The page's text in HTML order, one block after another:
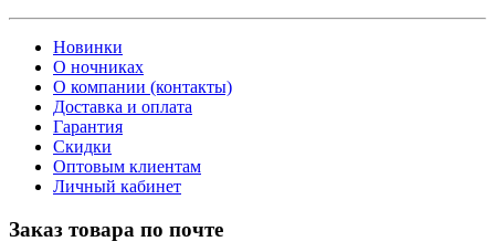
Новинки
О ночниках
О компании (контакты)
Доставка и оплата
Гарантия
Скидки
Оптовым клиентам
Личный кабинет
Заказ товара по почте